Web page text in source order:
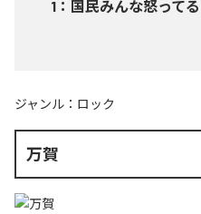
1 ： 国民みんな怒ってる
ジャンル： ロック
万賀